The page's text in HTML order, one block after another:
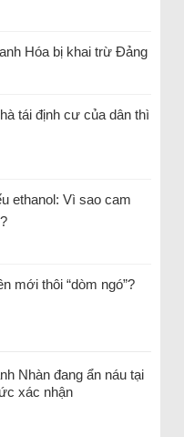
Hóa bị khai trừ Đảng
tái định cư của dân thì
ethanol: Vì sao cam
mới thôi “dòm ngó”?
Nhàn đang ẩn náu tại
xác nhận